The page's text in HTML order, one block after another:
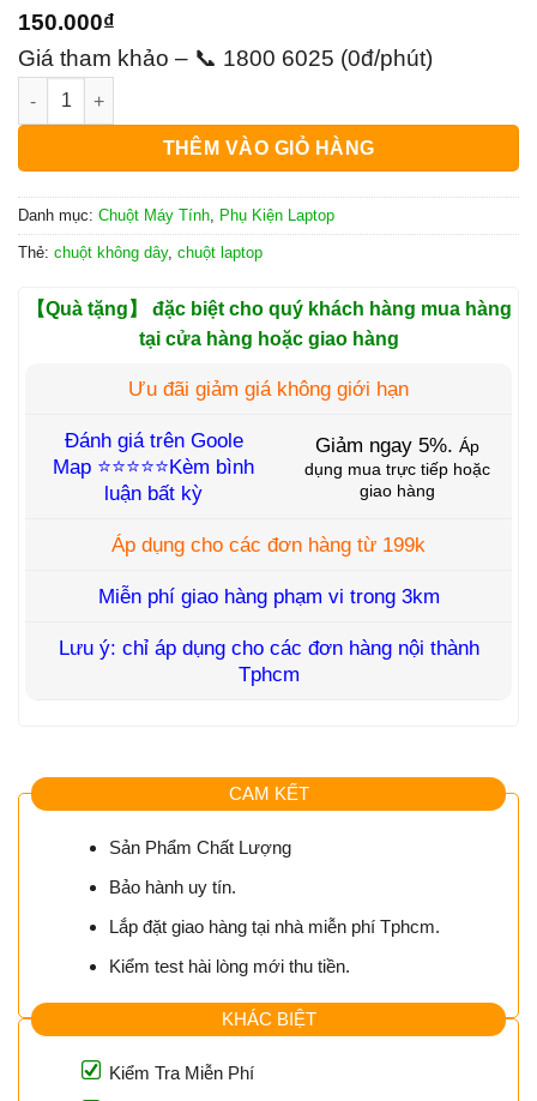
150.000₫
Giá tham khảo – 📞 1800 6025 (0đ/phút)
Chuột không dây T Wolf Q2 số lượng
THÊM VÀO GIỎ HÀNG
Danh mục: Chuột Máy Tính, Phụ Kiện Laptop
Thẻ: chuột không dây, chuột laptop
【Quà tặng】 đặc biệt cho quý khách hàng mua hàng
tại cửa hàng hoặc giao hàng
Ưu đãi giảm giá không giới hạn
Đánh giá trên Goole
Map ⭐⭐⭐⭐⭐Kèm bình
luận bất kỳ
Giảm ngay 5%. Áp
dụng mua trực tiếp hoặc
giao hàng
Áp dụng cho các đơn hàng từ 199k
Miễn phí giao hàng phạm vi trong 3km
Lưu ý: chỉ áp dụng cho các đơn hàng nội thành
Tphcm
CAM KẾT
Sản Phẩm Chất Lượng
Bảo hành uy tín.
Lắp đặt giao hàng tại nhà miễn phí Tphcm.
Kiểm test hài lòng mới thu tiền.
KHÁC BIỆT
Kiểm Tra Miễn Phí